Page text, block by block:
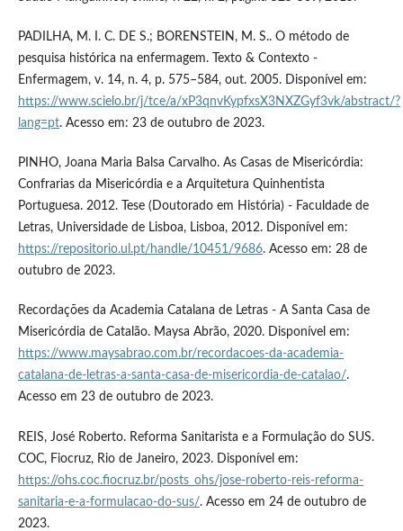
PADILHA, M. I. C. DE S.; BORENSTEIN, M. S.. O método de
pesquisa histórica na enfermagem. Texto & Contexto -
Enfermagem, v. 14, n. 4, p. 575–584, out. 2005. Disponível em:
https://www.scielo.br/j/tce/a/xP3qnvKypfxsX3NXZGyf3vk/abstract/?
lang=pt. Acesso em: 23 de outubro de 2023.
PINHO, Joana Maria Balsa Carvalho. As Casas de Misericórdia:
Confrarias da Misericórdia e a Arquitetura Quinhentista
Portuguesa. 2012. Tese (Doutorado em História) - Faculdade de
Letras, Universidade de Lisboa, Lisboa, 2012. Disponível em:
https://repositorio.ul.pt/handle/10451/9686. Acesso em: 28 de
outubro de 2023.
Recordações da Academia Catalana de Letras - A Santa Casa de
Misericórdia de Catalão. Maysa Abrão, 2020. Disponível em:
https://www.maysabrao.com.br/recordacoes-da-academia-
catalana-de-letras-a-santa-casa-de-misericordia-de-catalao/.
Acesso em 23 de outubro de 2023.
REIS, José Roberto. Reforma Sanitarista e a Formulação do SUS.
COC, Fiocruz, Rio de Janeiro, 2023. Disponível em:
https://ohs.coc.fiocruz.br/posts_ohs/jose-roberto-reis-reforma-
sanitaria-e-a-formulacao-do-sus/. Acesso em 24 de outubro de
2023.